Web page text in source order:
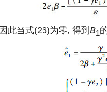
因此当式(26)为零, 得到 B1